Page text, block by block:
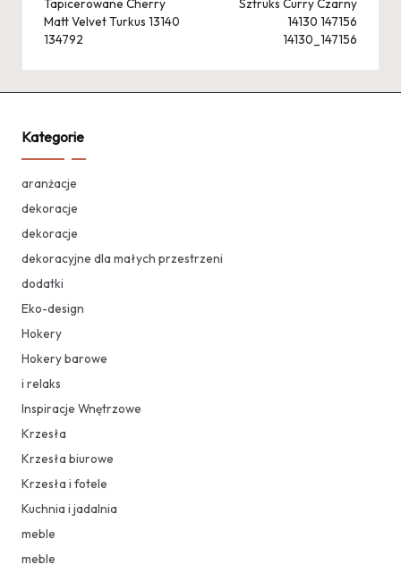
Tapicerowane Cherry
Matt Velvet Turkus 13140
134792
Sztruks Curry Czarny
14130 147156
14130_147156
Kategorie
aranżacje
dekoracje
dekoracje
dekoracyjne dla małych przestrzeni
dodatki
Eko-design
Hokery
Hokery barowe
i relaks
Inspiracje Wnętrzowe
Krzesła
Krzesła biurowe
Krzesła i fotele
Kuchnia i jadalnia
meble
meble